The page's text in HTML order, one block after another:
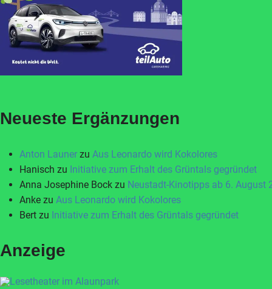
Neueste Ergänzungen
Anton Launer zu Aus Leonardo wird Kokolores
Hanisch zu Initiative zum Erhalt des Grüntals gegründet
Anna Josephine Bock zu Neustadt-Kinotipps ab 6. August
Anke zu Aus Leonardo wird Kokolores
Bert zu Initiative zum Erhalt des Grüntals gegründet
Anzeige